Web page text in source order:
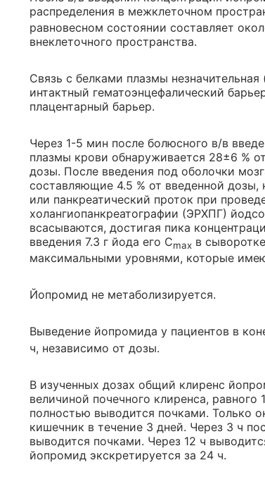
распределения в межклеточном
равновесном состоянии составляет
внеклеточного пространства.
Связь с белками плазмы
интактный гематоэнцефалический
плацентарный барьер.
Через 1-5 мин после болюсного в/в
плазмы крови обнаруживается 28±6 %
дозы. После введения под оболочки
составляющие 4.5 % от введенной
или панкреатический проток при
холангиопанкреатографии (ЭРХПГ)
всасываются, достигая пика
введения 7.3 г йода его Cmax в
максимальными уровнями, которые
Йопромид не метаболизируется.
Выведение йопромида у пациентов в
ч, независимо от дозы.
В изученных дозах общий клиренс
величиной почечного клиренса,
полностью выводится почками. Только
кишечник в течение 3 дней. Через 3 ч
выводится почками. Через 12 ч
йопромид экскретируется за 24 ч.